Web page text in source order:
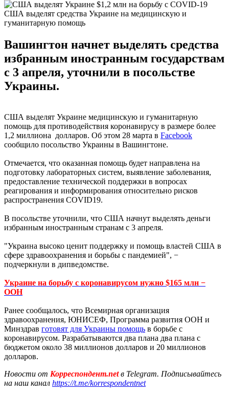
США выделят средства Украине на медицинскую и
гуманитарную помощь
Вашингтон начнет выделять средства
избранным иностранным государствам
с 3 апреля, уточнили в посольстве
Украины.
США выделят Украине медицинскую и гуманитарную
помощь для противодействия коронавирусу в размере более
1,2 миллиона долларов. Об этом 28 марта в Facebook
сообщило посольство Украины в Вашингтоне.
Отмечается, что оказанная помощь будет направлена на
подготовку лабораторных систем, выявление заболевания,
предоставление технической поддержки в вопросах
реагирования и информирования относительно рисков
распространения COVID19.
В посольстве уточнили, что США начнут выделять деньги
избранным иностранным странам с 3 апреля.
"Украина высоко ценит поддержку и помощь властей США в
сфере здравоохранения и борьбы с пандемией", −
подчеркнули в дипведомстве.
Украине на борьбу с коронавирусом нужно $165 млн −
ООН
Ранее сообщалось, что Всемирная организация
здравоохранения, ЮНИСЕФ, Программа развития ООН и
Минздрав готовят для Украины помощь в борьбе с
коронавирусом. Разрабатываются два плана два плана с
бюджетом около 38 миллионов долларов и 20 миллионов
долларов.
Новости от Корреспондент.netв Telegram. Подписывайтесь
на наш канал https://t.me/korrespondentnet